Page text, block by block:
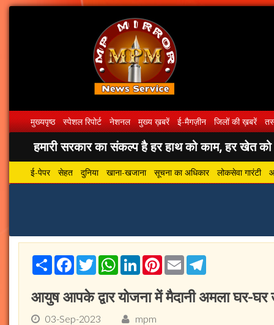
मुख्यपृष्ठ स्पेशल रिपोर्ट नेशनल मुख्य ख़बरें ई-मैगज़ीन जिलों की ख़बरें
हमारी सरकार का संकल्प है हर हाथ को काम, हर खेत को
ई-पेपर सेहत दुनिया खाना-खजाना सूचना का अधिकार लोकसेवा गारंटी
ShareFacebook
TwitterWhatsApp
LinkedInPinterest
Email
आयुष आपके द्वार योजना में मैदानी अमला घर-घर
03-Sep-2023 mpm